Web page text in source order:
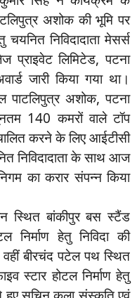
अशोक की भूमि पर
चयनित निविदादाता मेसर्स
प्राइवेट लिमिटेड, पटना
जारी किया गया था।
पाटलिपुत्र अशोक, पटना
140 कमरों वाले टॉप
करने के लिए आईटीसी
निविदादाता के साथ आज
का करार संपन्न किया
स्थित बांकीपुर बस स्टैंड
निर्माण हेतु निविदा की
बीरचंद पटेल पथ स्थित
स्टार होटल निर्माण हेतु